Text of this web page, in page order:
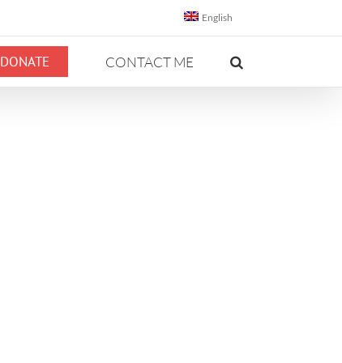
English
DONATE CONTACT ME